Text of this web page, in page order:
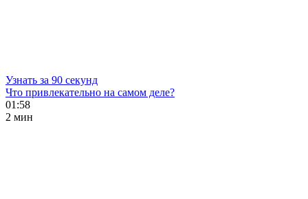
Узнать за 90 секунд
Что привлекательно на самом деле?
01:58
2 мин